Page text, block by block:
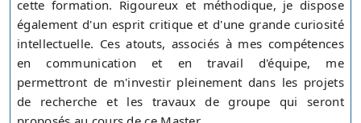
cette formation. Rigoureux et méthodique, je dispose
également d'un esprit critique et d'une grande curiosité
intellectuelle. Ces atouts, associés à mes compétences
en communication et en travail d'équipe, me
permettront de m'investir pleinement dans les projets
de recherche et les travaux de groupe qui seront